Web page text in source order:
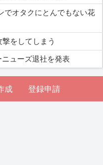
でオタクにとんでもない花
をしてしまう
ューズ退社を発表
成 登録申請